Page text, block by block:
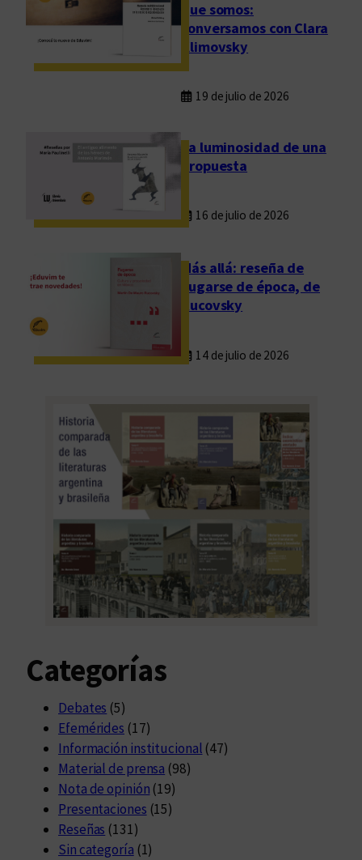
L
t
d
e
U
que somos:
conversamos con Clara
Klimovsky
19 de julio de 2026
La luminosidad de una
propuesta
16 de julio de 2026
Más allá: reseña de
Fugarse de época, de
Rucovsky
14 de julio de 2026
Categorías
Debates (5)
Efemérides (17)
Información institucional (47)
Material de prensa (98)
Nota de opinión (19)
Presentaciones (15)
Reseñas (131)
Sin categoría (1)